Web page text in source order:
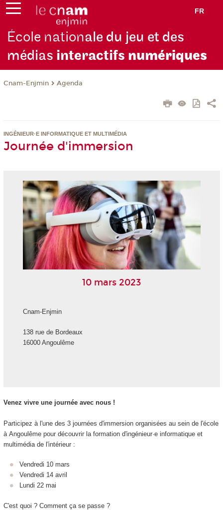
FR
École nationale du jeu et des
médias interactifs numériques
Cnam-Enjmin Agenda
INGÉNIEUR·E INFORMATIQUE ET MULTIMÉDIA
Journée d'immersion
10 mars 2023
Cnam-Enjmin
138 rue de Bordeaux
16000 Angoulême
Venez vivre une journée avec nous !
Participez à l'une des 3 journées d'immersion organisées au sein de l'école
à Angoulême pour découvrir la formation d'ingénieur·e informatique et
multimédia de l'intérieur :
Vendredi 10 mars
Vendredi 14 avril
Lundi 22 mai
C'est quoi ? Comment ça se passe ?